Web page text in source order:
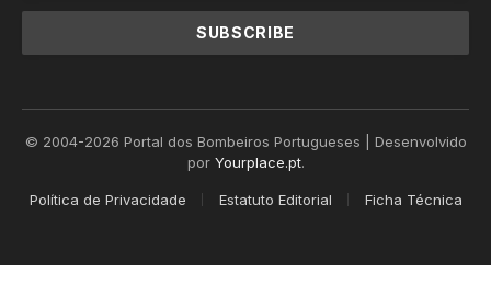
© 2004-2026 Portal dos Bombeiros Portugueses | Desenvolvido
por Yourplace.pt.
Política de Privacidade Estatuto Editorial Ficha Técnica